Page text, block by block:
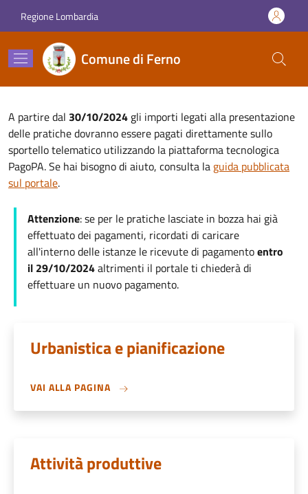
Regione Lombardia
Comune di Ferno
A partire dal 30/10/2024 gli importi legati alla presentazione
delle pratiche dovranno essere pagati direttamente sullo
sportello telematico utilizzando la piattaforma tecnologica
PagoPA. Se hai bisogno di aiuto, consulta la guida pubblicata
sul portale.
Attenzione: se per le pratiche lasciate in bozza hai già
effettuato dei pagamenti, ricordati di caricare
all'interno delle istanze le ricevute di pagamentoentro
il 29/10/2024altrimenti il portale ti chiederà di
effettuare un nuovo pagamento.
Urbanistica e pianificazione
VAI ALLA PAGINA
Attività produttive